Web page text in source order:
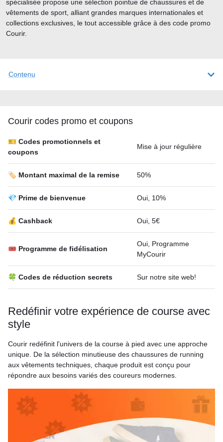
Contenu
Courir codes promo et coupons
🎫 Codes promotionnels et
coupons
Mise à jour régulière
🏷️ Montant maximal de la remise 50%
💎 Prime de bienvenue Oui, 10%
💰 Cashback Oui, 5€
🎟 Programme de fidélisation
Oui, Programme
MyCourir
🍀 Codes de réduction secrets Sur notre site web!
Redéfinir votre expérience de course avec
style
Courir redéfinit l'univers de la course à pied avec une approche
unique. De la sélection minutieuse des chaussures de running
aux vêtements techniques, chaque produit est conçu pour
répondre aux besoins variés des coureurs modernes.
spécialisée propose une sélection pointue de chaussures et de
vêtements de sport, alliant grandes marques internationales et
collections exclusives, le tout accessible grâce à des code promo
Courir.